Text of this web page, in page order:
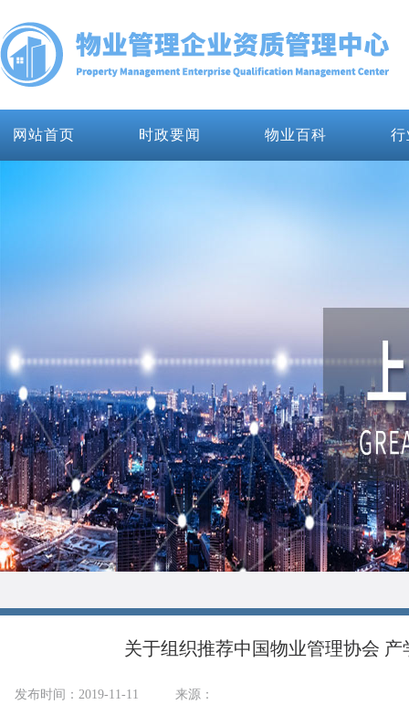
网站首页 时政要闻 物业百科 行
关于组织推荐中国物业管理协会
发布时间：2019-11-11 来源：